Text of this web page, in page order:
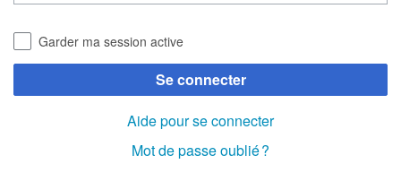
Garder ma session active
Se connecter
Aide pour se connecter
Mot de passe oublié ?